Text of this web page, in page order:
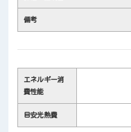
備考
エネルギー消
費性能
目安光熱費